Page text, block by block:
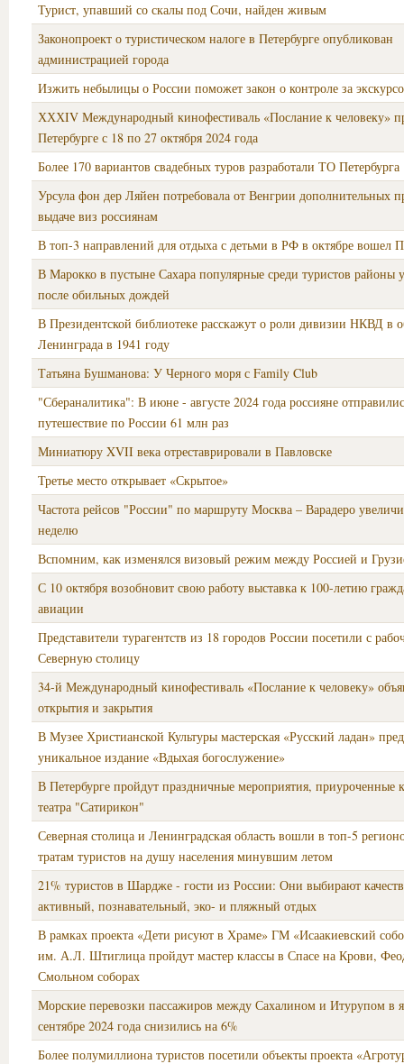
Турист, упавший со скалы под Сочи, найден живым
Законопроект о туристическом налоге в Петербурге опубликован
администрацией города
Изжить небылицы о России поможет закон о контроле за
ХХХIV Международный кинофестиваль «Послание к человеку»
Петербурге с 18 по 27 октября 2024 года
Более 170 вариантов свадебных туров разработали ТО Петербурга
Урсула фон дер Ляйен потребовала от Венгрии дополнительных
выдаче виз россиянам
В топ-3 направлений для отдыха с детьми в РФ в октябре вошел
В Марокко в пустыне Сахара популярные среди туристов районы
после обильных дождей
В Президентской библиотеке расскажут о роли дивизии НКВД в
Ленинграда в 1941 году
Татьяна Бушманова: У Черного моря с Family Club
"Сбераналитика": В июне - августе 2024 года россияне
путешествие по России 61 млн раз
Миниатюру XVII века отреставрировали в Павловске
Третье место открывает «Скрытое»
Частота рейсов "России" по маршруту Москва – Варадеро
неделю
Вспомним, как изменялся визовый режим между Россией и
С 10 октября возобновит свою работу выставка к 100-летию
авиации
Представители турагентств из 18 городов России посетили с
Северную столицу
34-й Международный кинофестиваль «Послание к человеку»
открытия и закрытия
В Музее Христианской Культуры мастерская «Русский ладан»
уникальное издание «Вдыхая богослужение»
В Петербурге пройдут праздничные мероприятия, приуроченные
театра "Сатирикон"
Северная столица и Ленинградская область вошли в топ-5
тратам туристов на душу населения минувшим летом
21% туристов в Шардже - гости из России: Они выбирают
активный, познавательный, эко- и пляжный отдых
В рамках проекта «Дети рисуют в Храме» ГМ «Исаакиевский
им. А.Л. Штиглица пройдут мастер классы в Спасе на Крови,
Смольном соборах
Морские перевозки пассажиров между Сахалином и Итурупом в
сентябре 2024 года снизились на 6%
Более полумиллиона туристов посетили объекты проекта